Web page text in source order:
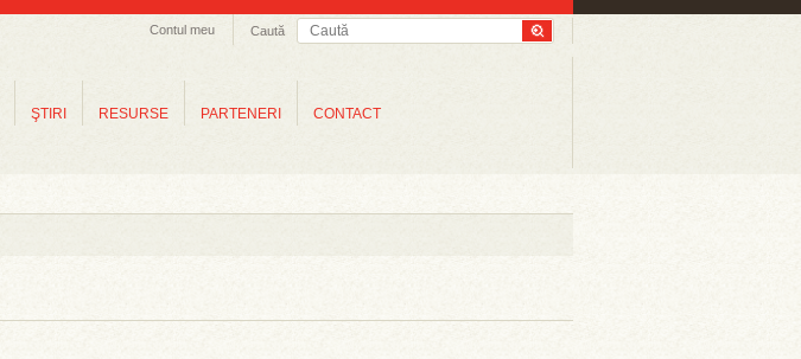
Caută
Contul meu
ŞTIRI RESURSE PARTENERI CONTACT